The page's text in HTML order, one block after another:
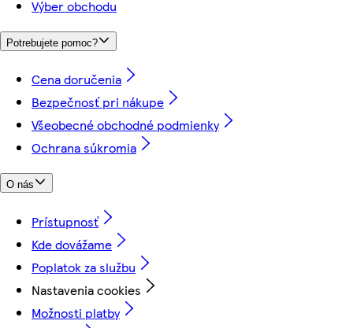
Výber obchodu
Potrebujete pomoc?
Cena doručenia
Bezpečnosť pri nákupe
Všeobecné obchodné podmienky
Ochrana súkromia
O nás
Prístupnosť
Kde dovážame
Poplatok za službu
Nastavenia cookies
Možnosti platby